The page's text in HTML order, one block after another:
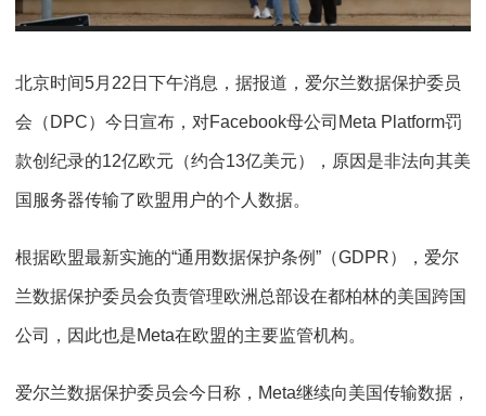
北京时间5月22日下午消息，据报道，爱尔兰数据保护委员
会（DPC）今日宣布，对Facebook母公司Meta Platform罚
款创纪录的12亿欧元（约合13亿美元），原因是非法向其美
国服务器传输了欧盟用户的个人数据。
根据欧盟最新实施的“通用数据保护条例”（GDPR），爱尔
兰数据保护委员会负责管理欧洲总部设在都柏林的美国跨国
公司，因此也是Meta在欧盟的主要监管机构。
爱尔兰数据保护委员会今日称，Meta继续向美国传输数据，